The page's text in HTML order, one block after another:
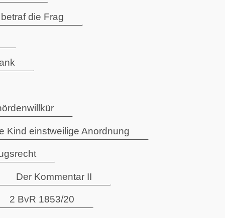
die Frag
Kind einstweilige Anordnung
Der Kommentar II
2 BvR 1853/20